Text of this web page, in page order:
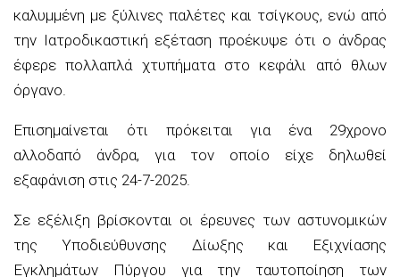
καλυμμένη με ξύλινες παλέτες και τσίγκους, ενώ από
την Ιατροδικαστική εξέταση προέκυψε ότι ο άνδρας
έφερε πολλαπλά χτυπήματα στο κεφάλι από θλων
όργανο.
Επισημαίνεται ότι πρόκειται για ένα 29χρονο
αλλοδαπό άνδρα, για τον οποίο είχε δηλωθεί
εξαφάνιση στις 24-7-2025.
Σε εξέλιξη βρίσκονται οι έρευνες των αστυνομικών
της Υποδιεύθυνσης Δίωξης και Εξιχνίασης
Εγκλημάτων Πύργου για την ταυτοποίηση των